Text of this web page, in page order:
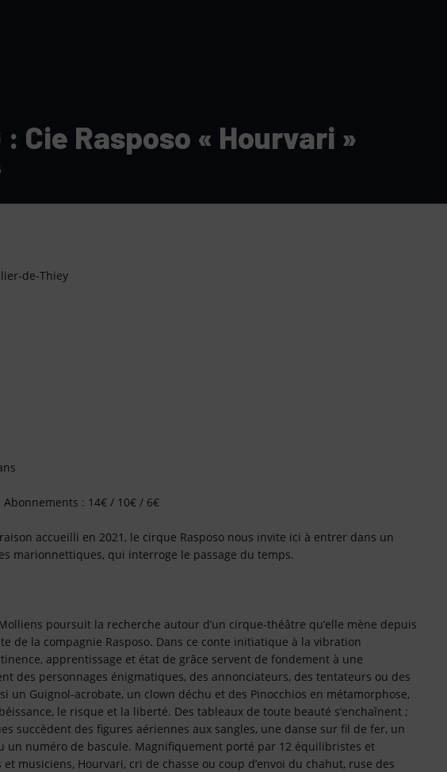
Cie Rasposo « Hourvari »
de-Thiey
: 14€ / 10€ / 6€
accueilli en 2021, le cirque Rasposo nous invite ici à entrer dans un
marionnettiques, qui interroge le passage du temps.
poursuit la recherche autour d’un cirque-théâtre qu’elle mène depuis
de la compagnie Rasposo. Dans ce conte initiatique à la vibration
apprentissage et état de grâce servent de fondement à une
des personnages énigmatiques, des annonciateurs, des tentateurs ou des
un Guignol-acrobate, un clown déchu et des Pinocchios en métamorphose,
le risque et la liberté. Des tableaux de toute beauté s’enchaînent ;
succèdent des figures aériennes aux sangles, une danse sur fil de fer, un
un numéro de bascule. Magnifiquement porté par 12 équilibristes et
musiciens, Hourvari, cri de chasse ou coup d’envoi du chahut, ruse des